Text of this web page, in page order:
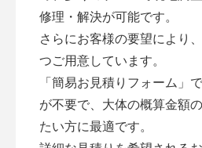
修理・解決が可能です。
さらにお客様の要望により
つご用意しています。
「簡易お見積りフォーム 」
が不要で、大体の概算金額
たい方に最適です。